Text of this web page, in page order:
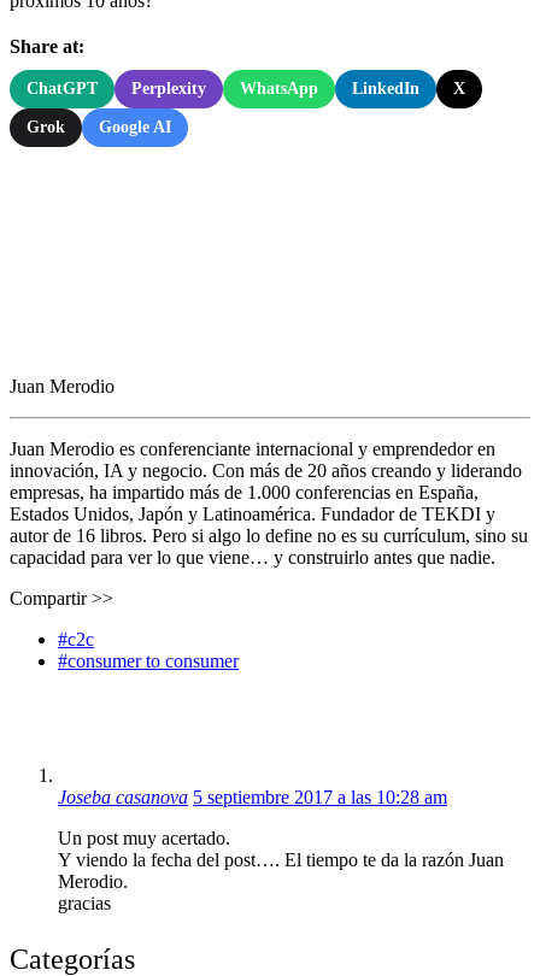
Share at:
ChatGPT Perplexity WhatsApp LinkedIn X
Grok Google AI
Juan Merodio
Juan Merodio es conferenciante internacional y emprendedor en
innovación, IA y negocio. Con más de 20 años creando y liderando
empresas, ha impartido más de 1.000 conferencias en España,
Estados Unidos, Japón y Latinoamérica. Fundador de TEKDI y
autor de 16 libros. Pero si algo lo define no es su currículum, sino su
capacidad para ver lo que viene… y construirlo antes que nadie.
Compartir >>
#c2c
#consumer to consumer
Joseba casanova 5 septiembre 2017 a las 10:28 am
Un post muy acertado.
Y viendo la fecha del post…. El tiempo te da la razón Juan
Merodio.
gracias
Categorías